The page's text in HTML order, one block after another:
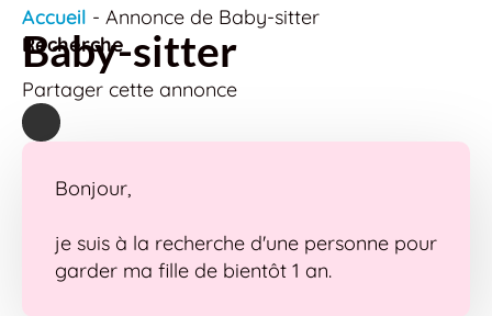
Accueil - Annonce de Baby-sitter
Recherche
Baby-sitter
Partager cette annonce
Bonjour,
je suis à la recherche d'une personne pour
garder ma fille de bientôt 1 an.